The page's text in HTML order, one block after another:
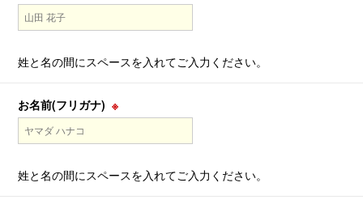
姓と名の間にスペースを入れてご入力ください。
お名前(フリガナ)※
姓と名の間にスペースを入れてご入力ください。